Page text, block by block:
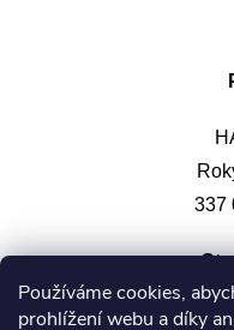
Používáme cookies,
prohlížení webu a díky
337